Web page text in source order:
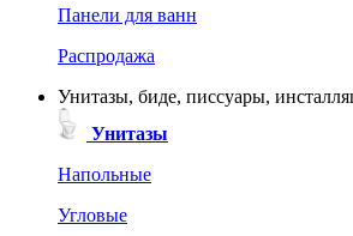
Панели для ванн
Распродажа
Унитазы, биде, писсуары,
Унитазы
Напольные
Угловые